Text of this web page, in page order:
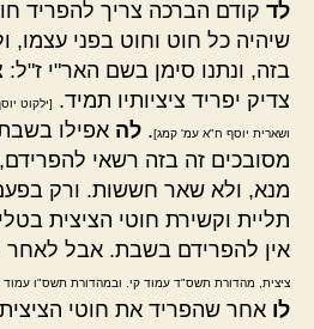
לד קודם הברכה צריך להפריד
שיהיה כל חוט וחוט בפני עצמו,
בזה, ונתנו סימן בשם האר"י
צדיק יפריד ציציותיו תמיד.
[ילקוט
ושארית יוסף ח"א עמ' קמג]. לה אפילו
מסובכים זה בזה רשאי
מנא, ולא שאר חששות. ורק
תליית וקשירת חוטי הציצית
אין להפרידם בשבת. אבל לאחר
ציצית, מהדורת תשס"ד עמוד קי. ובמהדורת תשס"ו
לו אחר שהפריד את חוטי